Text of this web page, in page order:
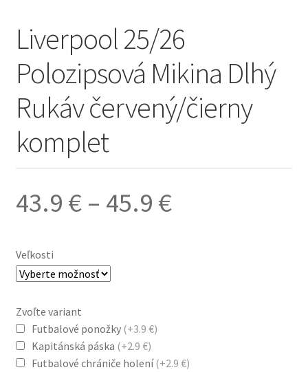
Liverpool 25/26
Polozipsová Mikina Dlhý
Rukáv červený/čierny
komplet
43.9 € – 45.9 €Price
Veľkosti
Zvoľte variant
Futbalové ponožky (+3.9 €)
Kapitánská páska (+2.9 €)
Futbalové chrániče holení(+2.9 €)